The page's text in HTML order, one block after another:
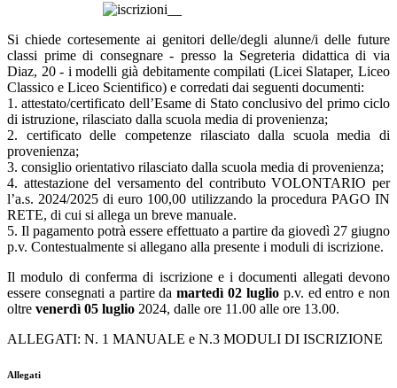
Si chiede cortesemente ai genitori delle/degli alunne/i delle future
classi prime di consegnare - presso la Segreteria didattica di via
Diaz, 20 - i modelli già debitamente compilati (Licei Slataper, Liceo
Classico e Liceo Scientifico) e corredati dai seguenti documenti:
1. attestato/certificato dell’Esame di Stato conclusivo del primo ciclo
di istruzione, rilasciato dalla scuola media di provenienza;
2. certificato delle competenze rilasciato dalla scuola media di
provenienza;
3. consiglio orientativo rilasciato dalla scuola media di provenienza;
4. attestazione del versamento del contributo VOLONTARIO per
l’a.s. 2024/2025 di euro 100,00 utilizzando la procedura PAGO IN
RETE, di cui si allega un breve manuale.
5. Il pagamento potrà essere effettuato a partire da giovedì 27 giugno
p.v. Contestualmente si allegano alla presente i moduli di iscrizione.
Il modulo di conferma di iscrizione e i documenti allegati devono
essere consegnati a partire damartedì 02 lugliop.v. ed entro e non
oltre venerdì 05 luglio 2024, dalle ore 11.00 alle ore 13.00.
ALLEGATI: N. 1 MANUALE e N.3 MODULI DI ISCRIZIONE
Allegati